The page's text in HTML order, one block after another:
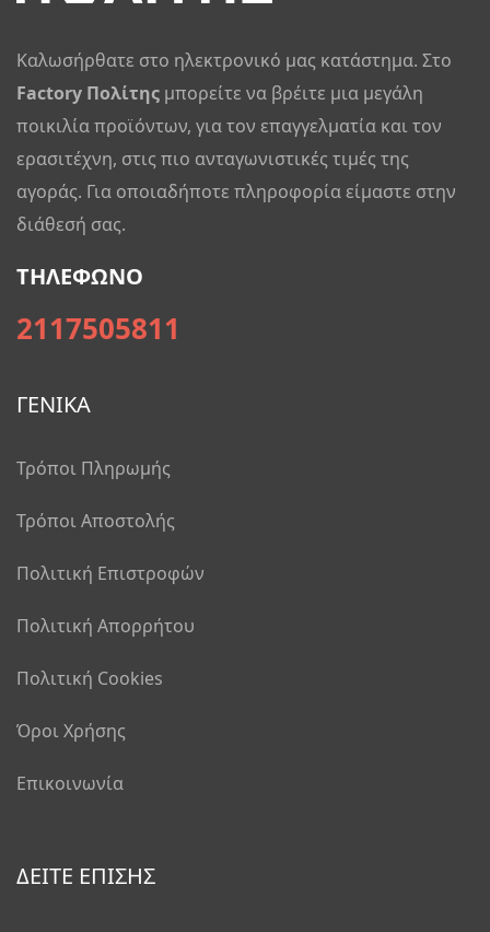
Καλωσήρθατε στο ηλεκτρονικό μας κατάστημα. Στο
Factory Πολίτης μπορείτε να βρέιτε μια μεγάλη
ποικιλία προϊόντων, για τον επαγγελματία και τον
ερασιτέχνη, στις πιο ανταγωνιστικές τιμές της
αγοράς. Για οποιαδήποτε πληροφορία είμαστε στην
διάθεσή σας.
ΤΗΛΕΦΩΝΟ
2117505811
ΓΕΝΙΚΑ
Τρόποι Πληρωμής
Τρόποι Αποστολής
Πολιτική Επιστροφών
Πολιτική Απορρήτου
Πολιτική Cookies
Όροι Χρήσης
Επικοινωνία
ΔΕΙΤΕ ΕΠΙΣΗΣ